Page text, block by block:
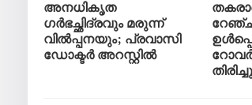
അനധികൃത
ഗർഭച്ഛിദ്രവും മരുന്ന്
വിൽപ്പനയും; പ്രവാസി
ഡോക്ടർ അറസ്റ്റിൽ